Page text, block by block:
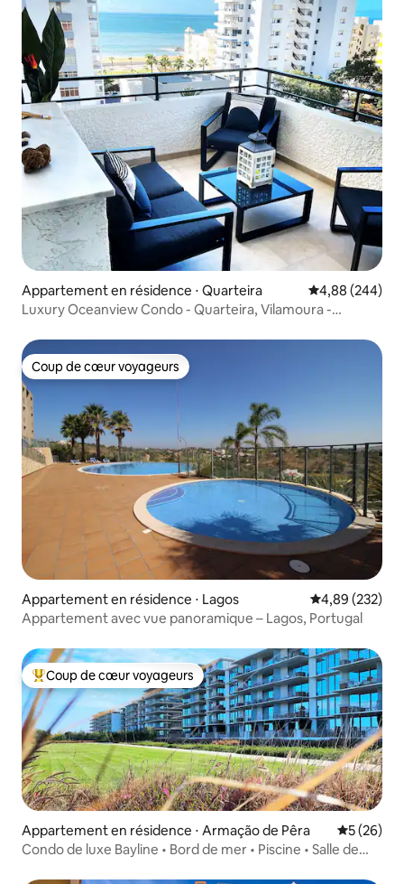
Appartement en résidence ⋅ Quarteira Évaluation
4,88 (244)
Luxury Oceanview Condo - Quarteira, Vilamoura -
Coup de cœur voyageurs
Coup de cœur voyageurs
Appartement en résidence ⋅ Lagos Évaluation
4,89 (232)
Appartement avec vue panoramique – Lagos, Portugal
Coups de cœur voyageurs les plus appréciés
Coup de cœur voyageurs
Appartement en résidence ⋅ Armação de Pêra
5 (26)
Condo de luxe Bayline • Bord de mer • Piscine • Salle de